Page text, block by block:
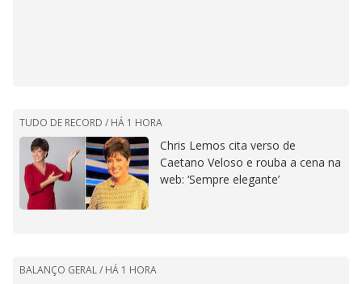
TUDO DE RECORD / HÁ 1 HORA
Chris Lemos cita verso de
Caetano Veloso e rouba a cena na
web: ‘Sempre elegante’
BALANÇO GERAL / HÁ 1 HORA